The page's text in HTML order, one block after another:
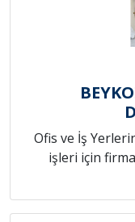
Ofis ve İş
işleri için